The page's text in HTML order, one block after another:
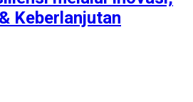
Keberlanjutan